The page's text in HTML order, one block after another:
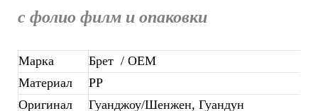
с фолио филм и опаковки
Марка Брет / OEM
Материал
PP
Оригинал
Гуанджоу/Шенжен, Гуандун